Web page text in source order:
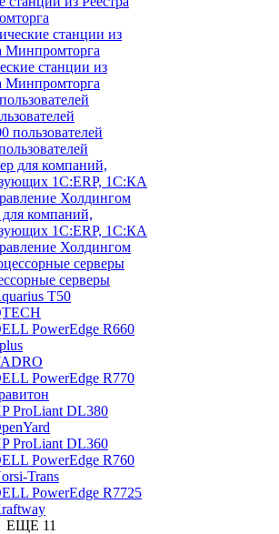
станции из
Минпромторга
компаний,
1C:ERP, 1С:КА
Холдингом
серверы
T50
PowerEdge R660
PowerEdge R770
ProLiant DL380
ProLiant DL360
PowerEdge R760
Trans
PowerEdge R7725
ЕЩЕ 11